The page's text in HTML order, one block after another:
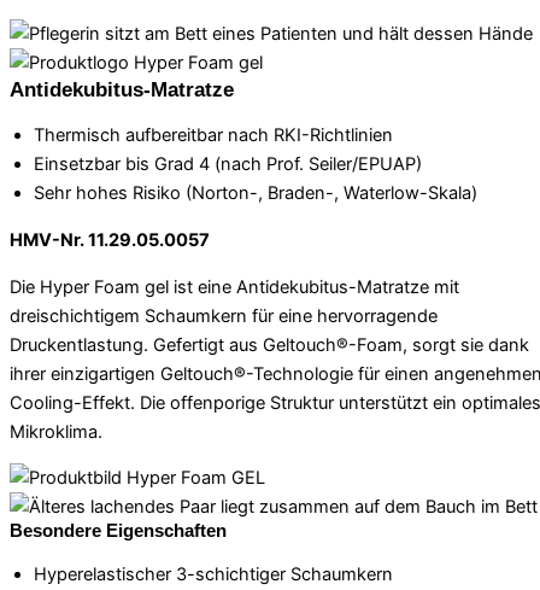
Antidekubitus-Matratze
Thermisch aufbereitbar nach RKI-Richtlinien
Einsetzbar bis Grad 4 (nach Prof. Seiler/EPUAP)
Sehr hohes Risiko (Norton-, Braden-, Waterlow-Skala)
HMV-Nr. 11.29.05.0057
Die Hyper Foam gel ist eine Antidekubitus-Matratze mit
dreischichtigem Schaumkern für eine hervorragende
Druckentlastung. Gefertigt aus Geltouch®-Foam, sorgt sie dank
ihrer einzigartigen Geltouch®-Technologie für einen
Cooling-Effekt. Die offenporige Struktur unterstützt ein optimales
Mikroklima.
Besondere Eigenschaften
Hyperelastischer 3-schichtiger Schaumkern